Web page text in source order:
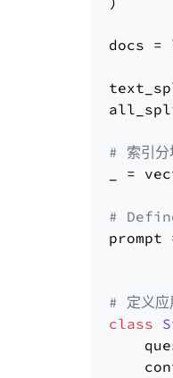
docs =
# 索引分
_ =
#
# 定义应
class